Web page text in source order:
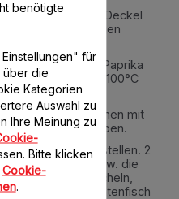
abnehmen, den Deckel
über den Klingen
Zwiebeln, der Paprika
1 für 10 Min. bei 100°C
den Reis zusammen mit
dazugeben.
bei 100°C einstellen. 2
den Stöpsel bzw. die
Herzmuscheln,
den gehackten Tintenfisch
benötigte
für
über die
Kategorien
Auswahl zu
Ihre Meinung zu
Bitte klicken
Cookie-
.